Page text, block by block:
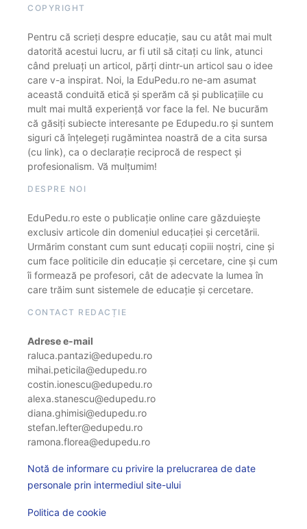
COPYRIGHT
Pentru că scrieți despre educație, sau cu atât mai mult
datorită acestui lucru, ar fi util să citați cu link, atunci
când preluați un articol, părți dintr-un articol sau o idee
care v-a inspirat. Noi, la EduPedu.ro ne-am asumat
această conduită etică și sperăm că și publicațiile cu
mult mai multă experiență vor face la fel. Ne bucurăm
că găsiți subiecte interesante pe Edupedu.ro și suntem
siguri că înțelegeți rugămintea noastră de a cita sursa
(cu link), ca o declarație reciprocă de respect și
profesionalism. Vă mulțumim!
DESPRE NOI
EduPedu.ro este o publicație online care găzduiește
exclusiv articole din domeniul educației și cercetării.
Urmărim constant cum sunt educați copiii noștri, cine și
cum face politicile din educație și cercetare, cine și cum
îi formează pe profesori, cât de adecvate la lumea în
care trăim sunt sistemele de educație și cercetare.
CONTACT REDACȚIE
Adrese e-mail
raluca.pantazi@edupedu.ro
mihai.peticila@edupedu.ro
costin.ionescu@edupedu.ro
alexa.stanescu@edupedu.ro
diana.ghimisi@edupedu.ro
stefan.lefter@edupedu.ro
ramona.florea@edupedu.ro
Notă de informare cu privire la prelucrarea de date
personale prin intermediul site-ului
Politica de cookie